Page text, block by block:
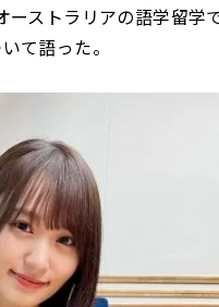
ストラリアの語学留学
て語った。